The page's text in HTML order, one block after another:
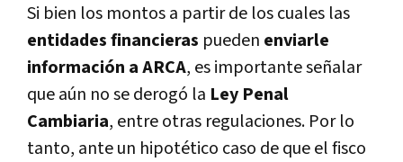
Si bien los montos a partir de los cuales las
entidades financieras pueden enviarle
información a ARCA, es importante señalar
que aún no se derogó la Ley Penal
Cambiaria, entre otras regulaciones. Por lo
tanto, ante un hipotético caso de que el fisco